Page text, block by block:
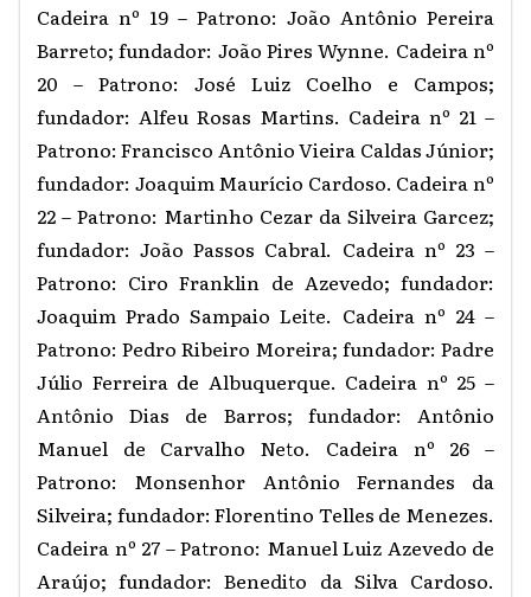
Cadeira nº 19 – Patrono: João Antônio Pereira
Barreto; fundador: João Pires Wynne. Cadeira nº
20 – Patrono: José Luiz Coelho e Campos;
fundador: Alfeu Rosas Martins. Cadeira nº 21 –
Patrono: Francisco Antônio Vieira Caldas Júnior;
fundador: Joaquim Maurício Cardoso. Cadeira nº
22 – Patrono: Martinho Cezar da Silveira Garcez;
fundador: João Passos Cabral. Cadeira nº 23 –
Patrono: Ciro Franklin de Azevedo; fundador:
Joaquim Prado Sampaio Leite. Cadeira nº 24 –
Patrono: Pedro Ribeiro Moreira; fundador: Padre
Júlio Ferreira de Albuquerque. Cadeira nº 25 –
Antônio Dias de Barros; fundador: Antônio
Manuel de Carvalho Neto. Cadeira nº 26 –
Patrono: Monsenhor Antônio Fernandes da
Silveira; fundador: Florentino Telles de Menezes.
Cadeira nº 27 – Patrono: Manuel Luiz Azevedo de
Araújo; fundador: Benedito da Silva Cardoso.